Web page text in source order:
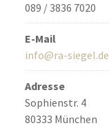
089 / 3836 7020
E-Mail
info@ra-siegel.de
Adresse
Sophienstr. 4
80333 München